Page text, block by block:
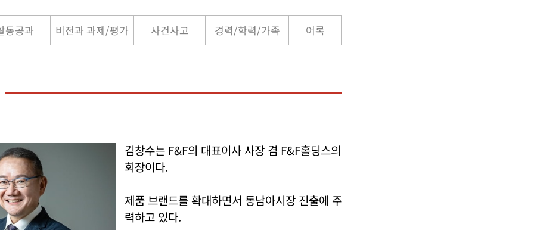
동공과 비전과 과제/평가 사건사고 경력/학력/가족 어록
김창수는 F&F의 대표이사 사장 겸 F&F홀딩스의
회장이다.
제품 브랜드를 확대하면서 동남아시장 진출에 주
력하고 있다.